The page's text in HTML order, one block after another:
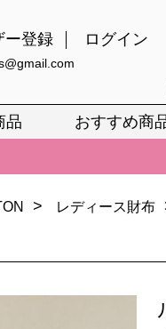
ー登録 ログイン
品 おすすめ商
。最高品質の再現度を安心
最新モデルが登場。上質
。最高品質の再現度を安心
最新モデルが登場。上質
> レディース財布